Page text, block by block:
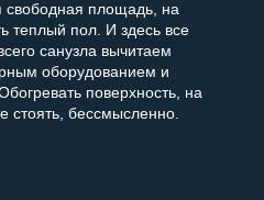
площадь, на
теплый пол. И здесь все
санузла вычитаем
оборудованием и
поверхность, на
стоять, бессмысленно.